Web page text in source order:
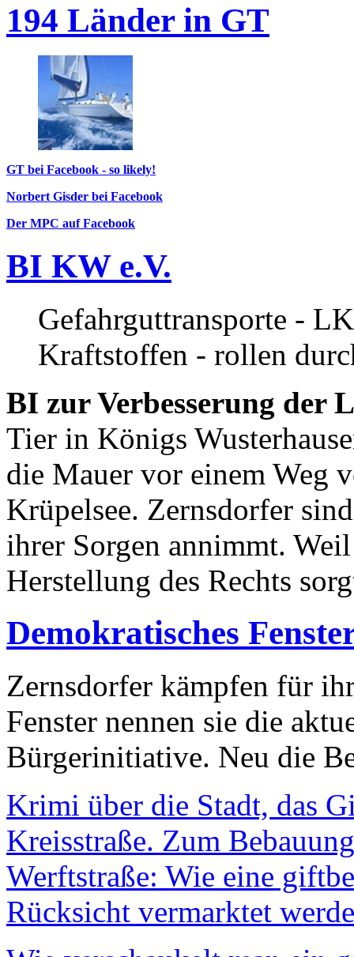
194 Länder in GT
GT bei Facebook - so likely!
Norbert Gisder bei Facebook
Der MPC auf Facebook
BI KW e.V.
Gefahrguttransporte -
Kraftstoffen - rollen
BI zur Verbesserung der
Tier in Königs
die Mauer vor einem Weg
Krüpelsee. Zernsdorfer
ihrer Sorgen annimmt.
Herstellung des Rechts
Demokratisches
Zernsdorfer kämpfen für
Fenster nennen sie die
Bürgerinitiative. Neu die
Krimi über die Stadt, das
Kreisstraße. Zum
Werftstraße: Wie eine
Rücksicht vermarktet